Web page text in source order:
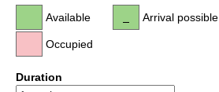
Available
Occupied
Arrival possible
Duration